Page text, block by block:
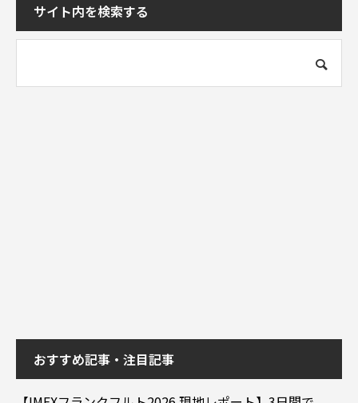
サイト内を検索する
おすすめ記事・注目記事